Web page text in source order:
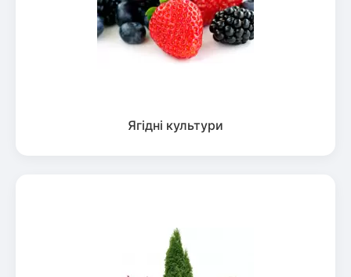
Ягідні культури